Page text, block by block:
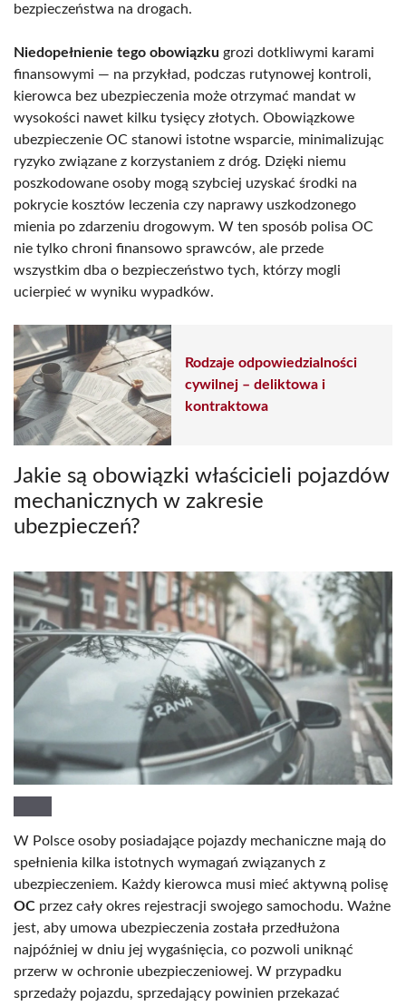
bezpieczeństwa na drogach.
Niedopełnienie tego obowiązku grozi dotkliwymi karami
finansowymi — na przykład, podczas rutynowej kontroli,
kierowca bez ubezpieczenia może otrzymać mandat w
wysokości nawet kilku tysięcy złotych. Obowiązkowe
ubezpieczenie OC stanowi istotne wsparcie, minimalizując
ryzyko związane z korzystaniem z dróg. Dzięki niemu
poszkodowane osoby mogą szybciej uzyskać środki na
pokrycie kosztów leczenia czy naprawy uszkodzonego
mienia po zdarzeniu drogowym. W ten sposób polisa OC
nie tylko chroni finansowo sprawców, ale przede
wszystkim dba o bezpieczeństwo tych, którzy mogli
ucierpieć w wyniku wypadków.
Rodzaje odpowiedzialności
cywilnej – deliktowa i
kontraktowa
Jakie są obowiązki właścicieli pojazdów
mechanicznych w zakresie
ubezpieczeń?
W Polsce osoby posiadające pojazdy mechaniczne mają do
spełnienia kilka istotnych wymagań związanych z
ubezpieczeniem. Każdy kierowca musi mieć aktywną polisę
OC przez cały okres rejestracji swojego samochodu. Ważne
jest, aby umowa ubezpieczenia została przedłużona
najpóźniej w dniu jej wygaśnięcia, co pozwoli uniknąć
przerw w ochronie ubezpieczeniowej. W przypadku
sprzedaży pojazdu, sprzedający powinien przekazać